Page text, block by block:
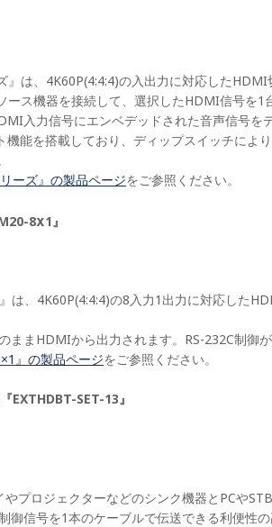
』は、4K60P(4:4:4)の入出力に対応した
ス機器を接続して、選択したHDMI信号を1
入力信号にエンベデッドされた音声信号
能を搭載しており、ディップスイッチによ
ーズ』の製品ページをご参照ください。
8x1』
は、4K60P(4:4:4)の8入力1出力に対応した
まHDMIから出力されます。RS-232C制御
』の製品ページをご参照ください。
EXTHDBT-SET-13』
やプロジェクターなどのシンク機器とPCや
御信号を1本のケーブルで伝送できる利便性